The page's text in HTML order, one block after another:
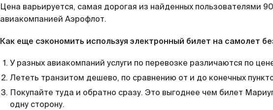
Цена варьируется, самая дорогая из найденных пользователями
авиакомпанией Аэрофлот.
Как еще сэкономить используя электронный билет на самолет
У разных авиакомпаний услуги по перевозке различаются по
Лететь транзитом дешево, по сравнению от и до конечных
Покупайте туда и обратно сразу. Это выгоднее чем билет
одну сторону.